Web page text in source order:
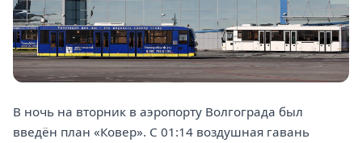
В ночь на вторник в аэропорту Волгограда был
введён план «Ковер». С 01:14 воздушная гавань